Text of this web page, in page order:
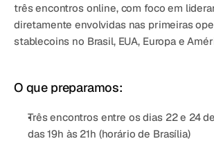
três encontros online, com foco em
diretamente envolvidas nas primeiras
stablecoins no Brasil, EUA, Europa e
O que preparamos:
Três encontros entre os dias 22 e 24
das 19h às 21h (horário de Brasília)